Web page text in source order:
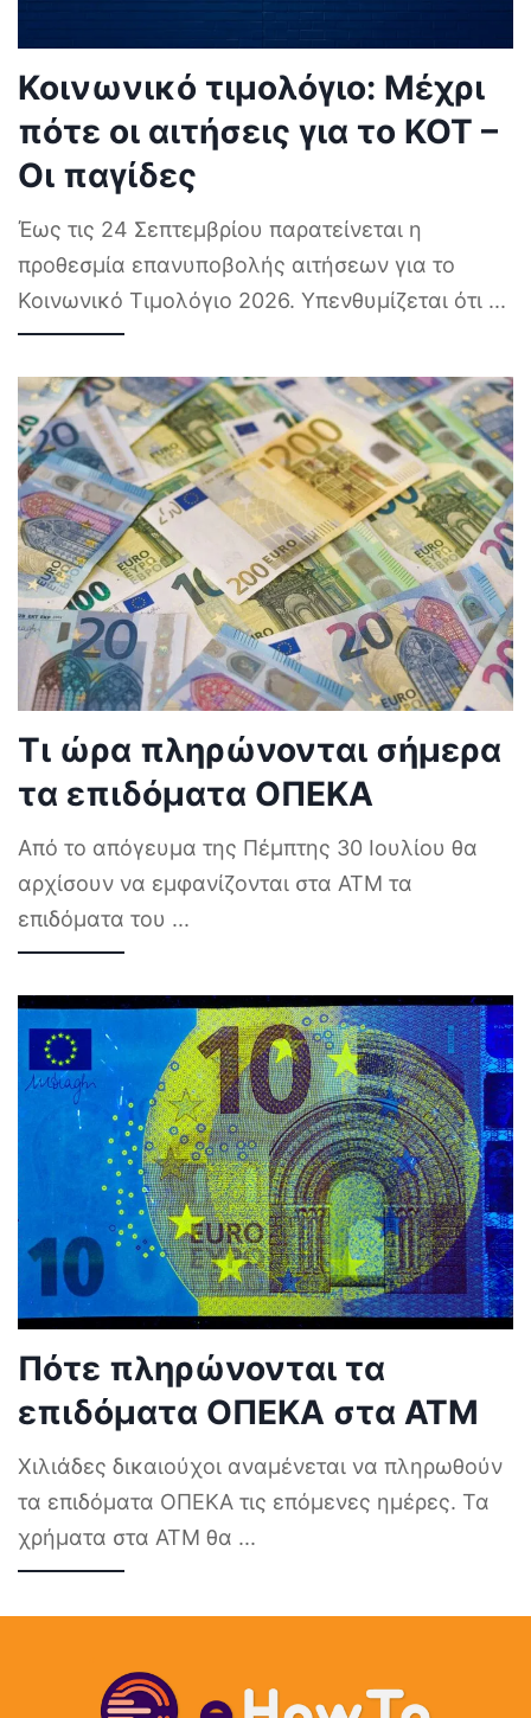
Κοινωνικό τιμολόγιο: Μέχρι
πότε οι αιτήσεις για το ΚΟΤ –
Οι παγίδες
Έως τις 24 Σεπτεμβρίου παρατείνεται η
προθεσμία επανυποβολής αιτήσεων για το
Κοινωνικό Τιμολόγιο 2026. Υπενθυμίζεται ότι ...
Τι ώρα πληρώνονται σήμερα
τα επιδόματα ΟΠΕΚΑ
Από το απόγευμα της Πέμπτης 30 Ιουλίου θα
αρχίσουν να εμφανίζονται στα ΑΤΜ τα
επιδόματα του ...
Πότε πληρώνονται τα
επιδόματα ΟΠΕΚΑ στα ΑΤΜ
Χιλιάδες δικαιούχοι αναμένεται να πληρωθούν
τα επιδόματα ΟΠΕΚΑ τις επόμενες ημέρες. Τα
χρήματα στα ΑΤΜ θα ...